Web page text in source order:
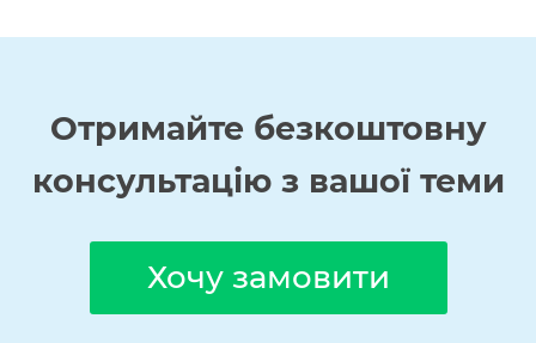
Отримайте безкоштовну
консультацію з вашої теми
Хочу замовити